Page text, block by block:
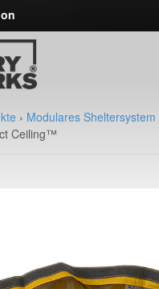
› Modulares Sheltersystem
Ceiling™